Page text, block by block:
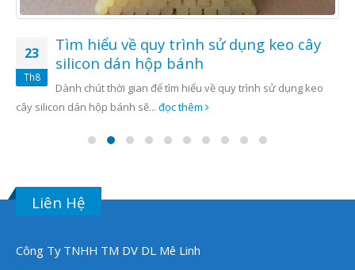
23
Th8
Tìm hiểu về quy trình sử dụng keo cây
silicon dán hộp bánh
Dành chút thời gian để tìm hiểu về quy trình sử dụng keo
cây silicon dán hộp bánh sẽ... đọc thêm
Liên Hệ
Công Ty TNHH TM DV DL Mê Linh